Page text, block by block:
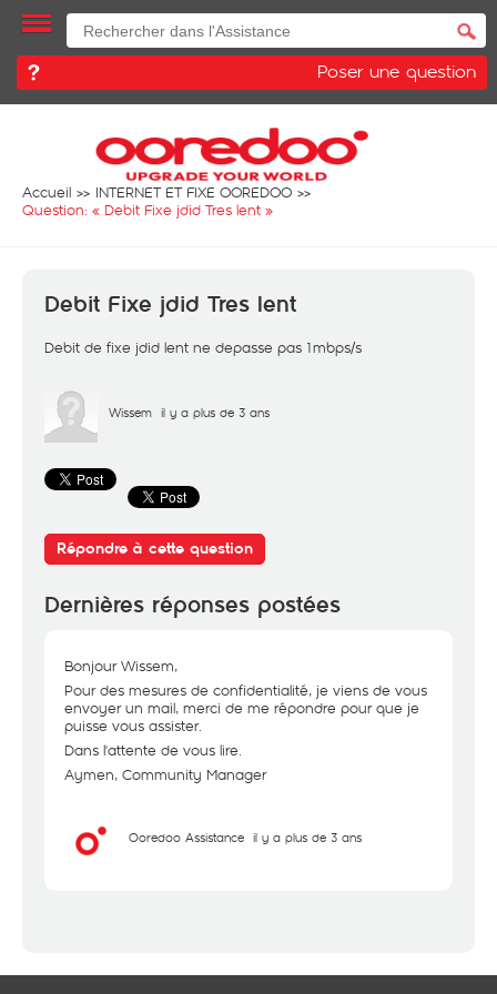
Poser une question
Accueil
INTERNET ET FIXE OOREDOO
Question: « Debit Fixe jdid Tres lent »
Debit Fixe jdid Tres lent
Debit de fixe jdid lent ne depasse pas 1mbps/s
Wissem il y a plus de 3 ans
Répondre à cette question
Dernières réponses postées
Bonjour Wissem,
Pour des mesures de confidentialité, je viens de vous
envoyer un mail, merci de me répondre pour que je
puisse vous assister.
Dans l'attente de vous lire.
Aymen, Community Manager
Ooredoo Assistance il y a plus de 3 ans